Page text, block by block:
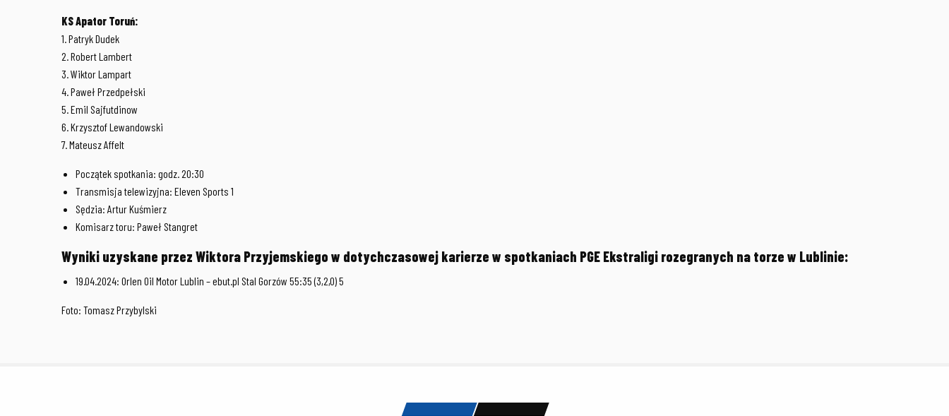
KS Apator Toruń:
1. Patryk Dudek
2. Robert Lambert
3. Wiktor Lampart
4. Paweł Przedpełski
5. Emil Sajfutdinow
6. Krzysztof Lewandowski
7. Mateusz Affelt
Początek spotkania: godz. 20:30
Transmisja telewizyjna: Eleven Sports 1
Sędzia: Artur Kuśmierz
Komisarz toru: Paweł Stangret
Wyniki uzyskane przez Wiktora Przyjemskiego w dotychczasowej karierze w spotkaniach PGE Ekstraligi rozegranych na torze w Lublinie:
19.04.2024: Orlen Oil Motor Lublin – ebut.pl Stal Gorzów 55:35 (3,2,0) 5
Foto: Tomasz Przybylski